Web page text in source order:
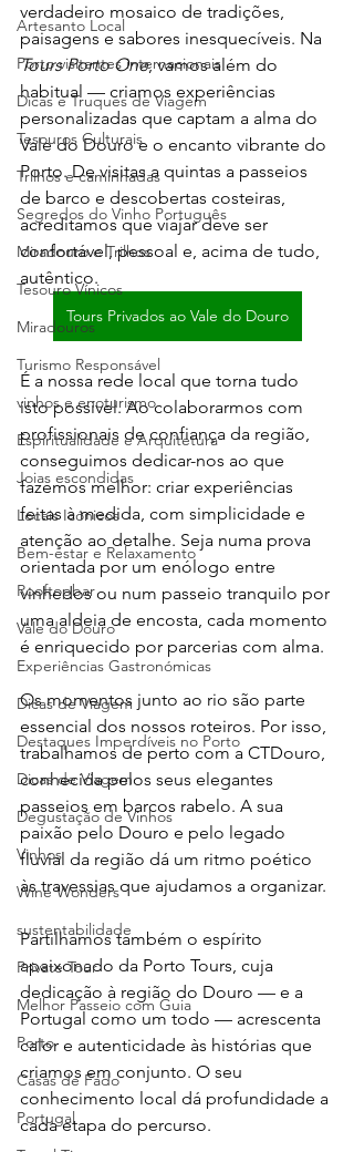
Artesanto Local
Porto visitantes internacionais
Dicas e Truques de Viagem
Tesouros Culturais
Trilhos e caminhadas
Segredos do Vinho Português
Miradouro e Trilhos
Tesouro Vínicos
Miradouros
Turismo Responsável
vinhos e enoturismo
Espiritualidade e Arquitetura
Joias escondidas
Locais Icónicos
Bem-estar e Relaxamento
Rooftopbar
Vale do Douro
Experiências Gastronómicas
Dicas de Viagem
Destaques Imperdíveis no Porto
Dicas de Viagem
Degustação de Vinhos
Vinhos
Wine Wonders
sustentabilidade
Private Tour
Melhor Passeio com Guia
Porto
Casas de Fado
Portugal
verdadeiro mosaico de tradições,
paisagens e sabores inesquecíveis. Na
Tours Porto One, vamos além do
habitual — criamos experiências
personalizadas que captam a alma do
Vale do Douro e o encanto vibrante do
Porto. De visitas a quintas a passeios
de barco e descobertas costeiras,
acreditamos que viajar deve ser
confortável, pessoal e, acima de tudo,
autêntico.
Tours Privados ao Vale do Douro
É a nossa rede local que torna tudo
isto possível. Ao colaborarmos com
profissionais de confiança da região,
conseguimos dedicar-nos ao que
fazemos melhor: criar experiências
feitas à medida, com simplicidade e
atenção ao detalhe. Seja numa prova
orientada por um enólogo entre
vinhedos ou num passeio tranquilo por
uma aldeia de encosta, cada momento
é enriquecido por parcerias com alma.
Os momentos junto ao rio são parte
essencial dos nossos roteiros. Por isso,
trabalhamos de perto com a CTDouro,
conhecida pelos seus elegantes
passeios em barcos rabelo. A sua
paixão pelo Douro e pelo legado
fluvial da região dá um ritmo poético
às travessias que ajudamos a organizar.
Partilhamos também o espírito
apaixonado da Porto Tours, cuja
dedicação à região do Douro — e a
Portugal como um todo — acrescenta
calor e autenticidade às histórias que
criamos em conjunto. O seu
conhecimento local dá profundidade a
cada etapa do percurso.